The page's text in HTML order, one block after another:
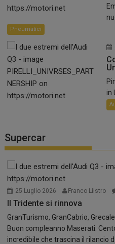
Pneumatici
in
Supercar
25 Luglio 2026 Franco Liistro
Il Tridente si rinnova
GranTurismo, GranCabrio,
Buon compleanno Maserati.
incredibile che trascina il rilancio